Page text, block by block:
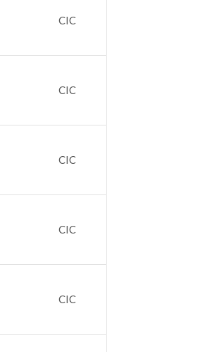
CIC
CIC
CIC
CIC
CIC